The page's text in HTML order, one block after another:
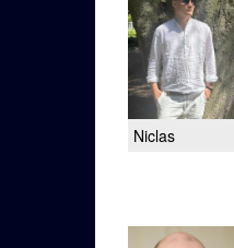
Niclas